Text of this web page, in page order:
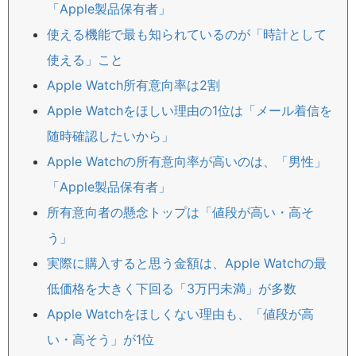
「Apple製品保有者」
使える機能で最も知られているのが「時計として
使える」こと
Apple Watch所有意向率は2割
Apple Watchをほしい理由の1位は「メール着信を
随時確認したいから」
Apple Watchの所有意向率が高いのは、「男性」
「Apple製品保有者」
所有意向者の懸念トップは「値段が高い・高そ
う」
実際に購入すると思う金額は、Apple Watchの最
低価格を大きく下回る「3万円未満」が多数
Apple Watchをほしくない理由も、「値段が高
い・高そう」が1位